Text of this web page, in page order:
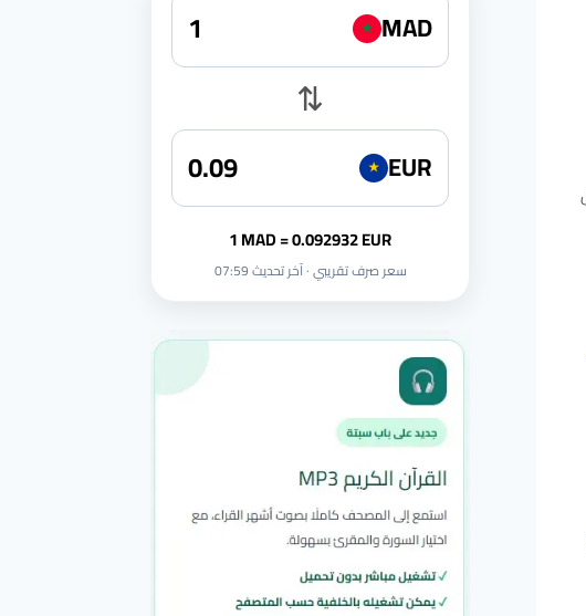
★ MAD
⇅
★ EUR
1 MAD = 0.092932 EUR
سعر صرف تقريبي · آخر تحديث 07:59